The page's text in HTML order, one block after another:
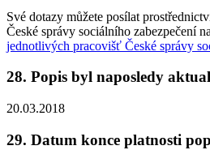
Své dotazy můžete posílat
České správy sociálního zabezpečení na
jednotlivých pracovišť České správy
28. Popis byl naposledy
20.03.2018
29. Datum konce platnosti